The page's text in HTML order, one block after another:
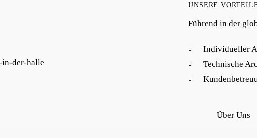
UNSERE
Führend in der
Individueller
Technische
Über Uns